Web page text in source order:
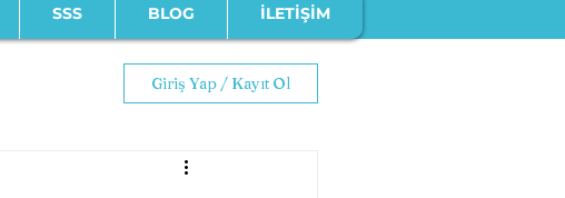
SSS BLOG İLETİŞİM
Giriş Yap / Kayıt Ol